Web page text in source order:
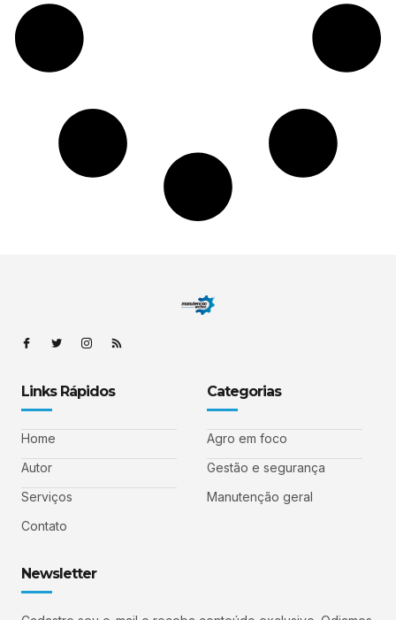
Links Rápidos
Home
Autor
Serviços
Contato
Categorias
Agro em foco
Gestão e segurança
Manutenção geral
Newsletter